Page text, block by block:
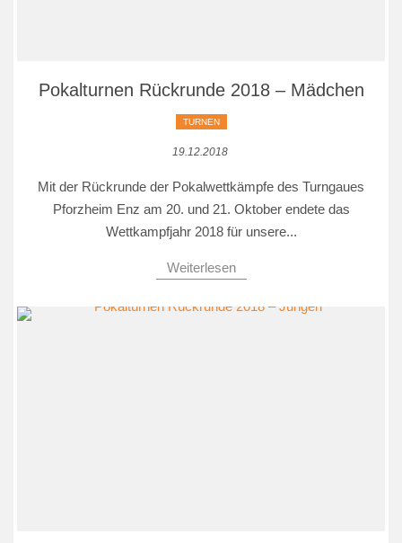
Pokalturnen Rückrunde 2018 – Mädchen
TURNEN
19.12.2018
Mit der Rückrunde der Pokalwettkämpfe des Turngaues
Pforzheim Enz am 20. und 21. Oktober endete das
Wettkampfjahr 2018 für unsere...
Weiterlesen